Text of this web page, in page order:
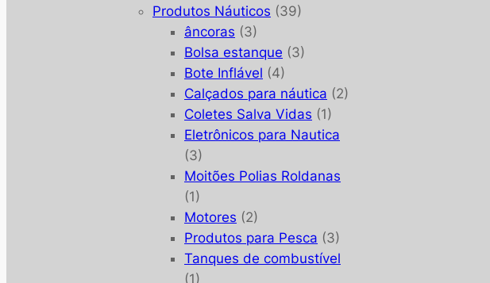
Produtos Náuticos (39)
âncoras (3)
Bolsa estanque (3)
Bote Inflável (4)
Calçados para náutica (2)
Coletes Salva Vidas (1)
Eletrônicos para Nautica
(3)
Moitões Polias Roldanas
(1)
Motores (2)
Produtos para Pesca (3)
Tanques de combustível
(1)